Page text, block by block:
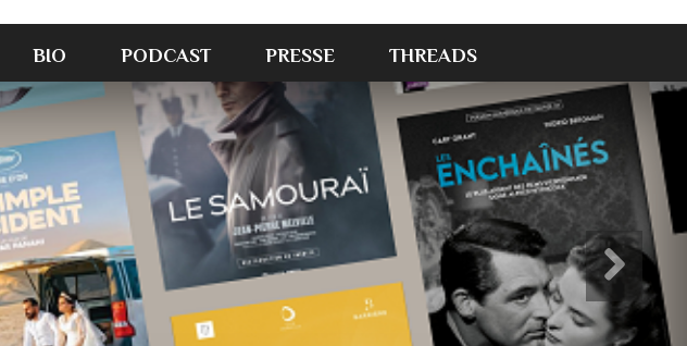
BIO PODCAST PRESSE THREADS